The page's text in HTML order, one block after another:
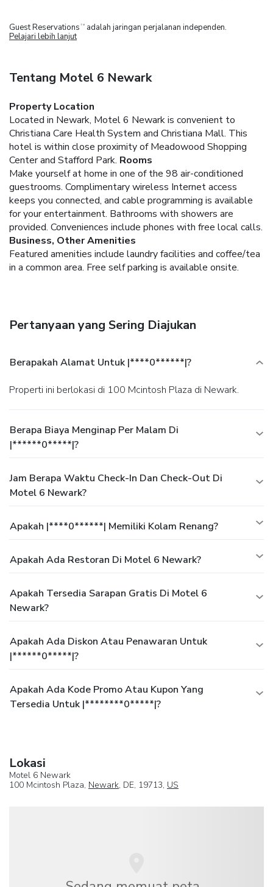
Guest Reservations TM
adalah jaringan perjalanan independen.
Pelajari lebih lanjut
Tentang Motel 6 Newark
Property Location
Located in Newark, Motel 6 Newark is convenient to
Christiana Care Health System and Christiana Mall. This
hotel is within close proximity of Meadowood Shopping
Center and Stafford Park. Rooms
Make yourself at home in one of the 98 air-conditioned
guestrooms. Complimentary wireless Internet access
keeps you connected, and cable programming is available
for your entertainment. Bathrooms with showers are
provided. Conveniences include phones with free local calls.
Business, Other Amenities
Featured amenities include laundry facilities and coffee/tea
in a common area. Free self parking is available onsite.
Pertanyaan yang Sering Diajukan
Berapakah Alamat Untuk |****0******|?
Properti ini berlokasi di 100 Mcintosh Plaza di Newark.
Berapa Biaya Menginap Per Malam Di
|******0*****|?
Jam Berapa Waktu Check-In Dan Check-Out Di
Motel 6 Newark?
Apakah |****0******| Memiliki Kolam Renang?
Apakah Ada Restoran Di Motel 6 Newark?
Apakah Tersedia Sarapan Gratis Di Motel 6
Newark?
Apakah Ada Diskon Atau Penawaran Untuk
|******0*****|?
Apakah Ada Kode Promo Atau Kupon Yang
Tersedia Untuk |********0*****|?
Lokasi
Motel 6 Newark
100 Mcintosh Plaza, Newark, DE, 19713, US